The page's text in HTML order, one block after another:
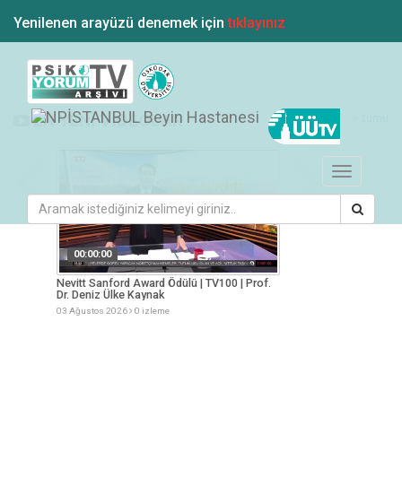
Yenilenen arayüzü denemek içintıklayınız
Toggle
navigation
EN YENİ VİDEOLAR
00:00:00
Nevitt Sanford Award Ödülü | TV100 | Prof.
Dr. Deniz Ülke Kaynak
03 Ağustos 2026 0 izleme